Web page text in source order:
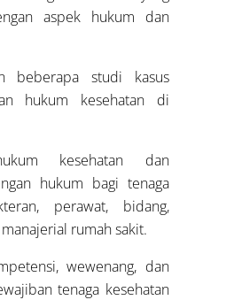
aspek hukum dan
beberapa studi kasus
hukum kesehatan di
kesehatan dan
hukum bagi tenaga
perawat, bidang,
rumah sakit.
wewenang, dan
tenaga kesehatan